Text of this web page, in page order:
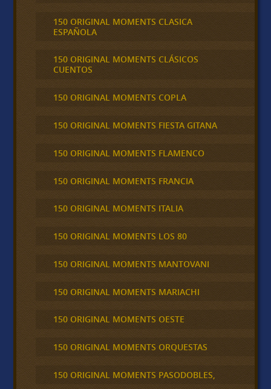
150 ORIGINAL MOMENTS CLASICA
ESPAÑOLA
150 ORIGINAL MOMENTS CLÁSICOS
CUENTOS
150 ORIGINAL MOMENTS COPLA
150 ORIGINAL MOMENTS FIESTA GITANA
150 ORIGINAL MOMENTS FLAMENCO
150 ORIGINAL MOMENTS FRANCIA
150 ORIGINAL MOMENTS ITALIA
150 ORIGINAL MOMENTS LOS 80
150 ORIGINAL MOMENTS MANTOVANI
150 ORIGINAL MOMENTS MARIACHI
150 ORIGINAL MOMENTS OESTE
150 ORIGINAL MOMENTS ORQUESTAS
150 ORIGINAL MOMENTS PASODOBLES,